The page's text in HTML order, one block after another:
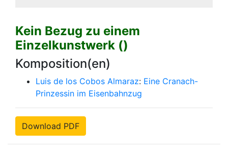
Kein Bezug zu einem
Einzelkunstwerk ()
Komposition(en)
Luis de los Cobos Almaraz: Eine Cranach-
Prinzessin im Eisenbahnzug
Download PDF